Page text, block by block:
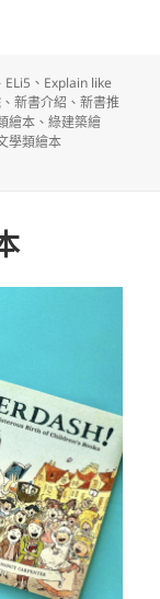
ELi5 、 Explain like
、新書介紹 、新書推
繪本 、綠建築繪
學類繪本